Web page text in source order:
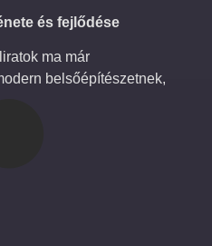
és fejlődése
ma már
belsőépítészetnek,